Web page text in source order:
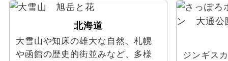
北海道
大雪山や知床の雄大な自然、札幌
や函館の歴史的街並みなど、多様
ジンギス